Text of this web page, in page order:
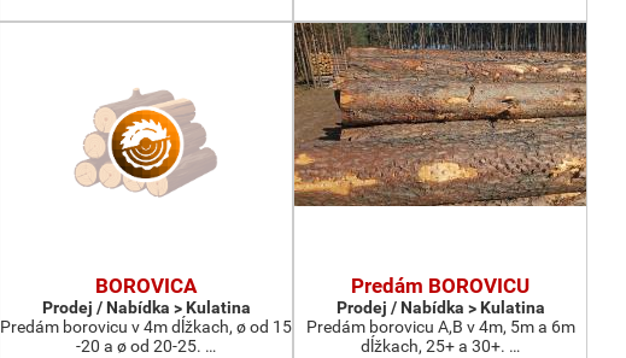
BOROVICA
Prodej / Nabídka > Kulatina
Predám borovicu v 4m dĺžkach, ø od 15
-20 a ø od 20-25. …
Predám BOROVICU
Prodej / Nabídka > Kulatina
Predám borovicu A,B v 4m, 5m a 6m
dĺžkach, 25+ a 30+. …